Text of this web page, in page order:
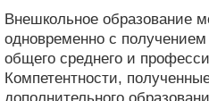
Внешкольное образование
одновременно с
общего среднего и
Компетентности,
дополнительного